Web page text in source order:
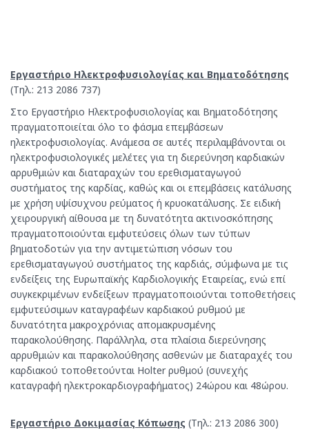
Εργαστήριο Ηλεκτροφυσιολογίας και Βηματοδότησης
(Τηλ.: 213 2086 737)
Στο Εργαστήριο Ηλεκτροφυσιολογίας και Βηματοδότησης
πραγματοποιείται όλο το φάσμα επεμβάσεων
ηλεκτροφυσιολογίας. Ανάμεσα σε αυτές περιλαμβάνονται οι
ηλεκτροφυσιολογικές μελέτες για τη διερεύνηση καρδιακών
αρρυθμιών και διαταραχών του ερεθισματαγωγού
συστήματος της καρδίας, καθώς και οι επεμβάσεις κατάλυσης
με χρήση υψίσυχνου ρεύματος ή κρυοκατάλυσης. Σε ειδική
χειρουργική αίθουσα με τη δυνατότητα ακτινοσκόπησης
πραγματοποιούνται εμφυτεύσεις όλων των τύπων
βηματοδοτών για την αντιμετώπιση νόσων του
ερεθισματαγωγού συστήματος της καρδιάς, σύμφωνα με τις
ενδείξεις της Ευρωπαϊκής Καρδιολογικής Εταιρείας, ενώ επί
συγκεκριμένων ενδείξεων πραγματοποιούνται τοποθετήσεις
εμφυτεύσιμων καταγραφέων καρδιακού ρυθμού με
δυνατότητα μακροχρόνιας απομακρυσμένης
παρακολούθησης. Παράλληλα, στα πλαίσια διερεύνησης
αρρυθμιών και παρακολούθησης ασθενών με διαταραχές του
καρδιακού τοποθετούνται Holter ρυθμού (συνεχής
καταγραφή ηλεκτροκαρδιογραφήματος) 24ώρου και 48ώρου.
Εργαστήριο Δοκιμασίας Κόπωσης (Τηλ.: 213 2086 300)